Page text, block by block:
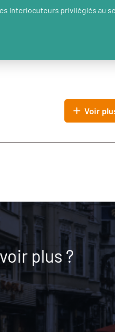
interlocuteurs privilégiés au
Voir
plus ?